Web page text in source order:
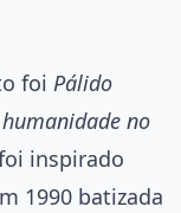
foi Pálido
no
inspirado
1990 batizada